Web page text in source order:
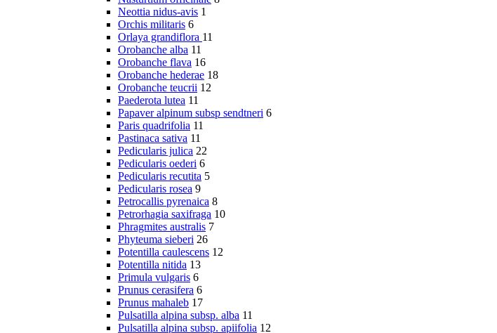
Neottia nidus-avis 1
Orchis militaris 6
Orlaya grandiflora 11
Orobanche alba 11
Orobanche flava 16
Orobanche hederae 18
Orobanche teucrii 12
Paederota lutea 11
Papaver alpinum subsp sendtneri 6
Paris quadrifolia 11
Pastinaca sativa 11
Pedicularis julica 22
Pedicularis oederi 6
Pedicularis recutita 5
Pedicularis rosea 9
Petrocallis pyrenaica 8
Petrorhagia saxifraga 10
Phragmites australis 7
Phyteuma sieberi 26
Potentilla caulescens 12
Potentilla nitida 13
Primula vulgaris 6
Prunus cerasifera 6
Prunus mahaleb 17
Pulsatilla alpina subsp. alba 11
Pulsatilla alpina subsp. apiifolia 12